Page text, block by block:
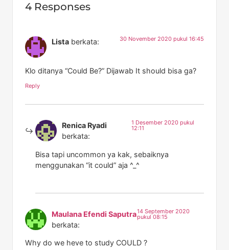
4 Responses
Lista berkata: 30 November 2020 pukul 16:45
Klo ditanya “Could Be?” Dijawab It should bisa ga?
Reply
Renica Ryadi
berkata:
1 Desember 2020 pukul
12:11
Bisa tapi uncommon ya kak, sebaiknya
menggunakan “it could” aja ^_^
Maulana Efendi Saputra
berkata:
14 September 2020
pukul 08:15
Why do we heve to study COULD ?